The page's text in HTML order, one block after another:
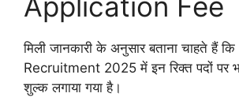
मिली जानकारी के अनुसार बताना चाहते हैं
Recruitment 2025 में इन रिक्त पदों पर
शुल्क लगाया गया है।